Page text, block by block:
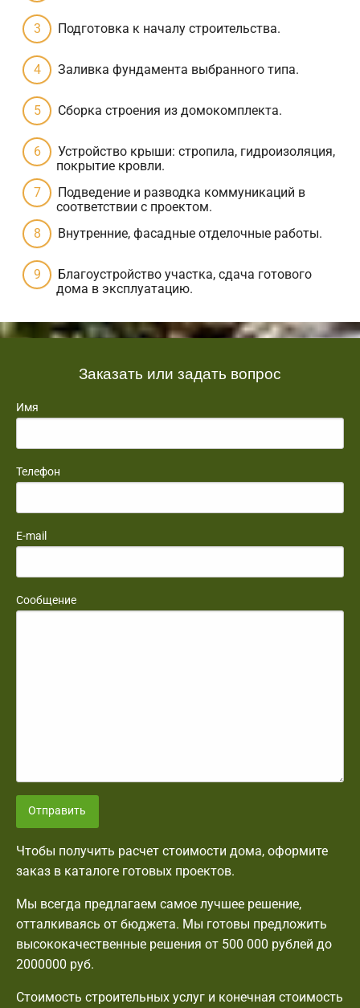
Подготовка к началу строительства.
Заливка фундамента выбранного типа.
Сборка строения из домокомплекта.
Устройство крыши: стропила, гидроизоляция,
покрытие кровли.
Подведение и разводка коммуникаций в
соответствии с проектом.
Внутренние, фасадные отделочные работы.
Благоустройство участка, сдача готового
дома в эксплуатацию.
Заказать или задать вопрос
Имя
Телефон
E-mail
Сообщение
Отправить
Чтобы получить расчет стоимости дома, оформите
заказ в каталоге готовых проектов.
Мы всегда предлагаем самое лучшее решение,
отталкиваясь от бюджета. Мы готовы предложить
высококачественные решения от 500 000 рублей до
2000000 руб.
Стоимость строительных услуг и конечная стоимость